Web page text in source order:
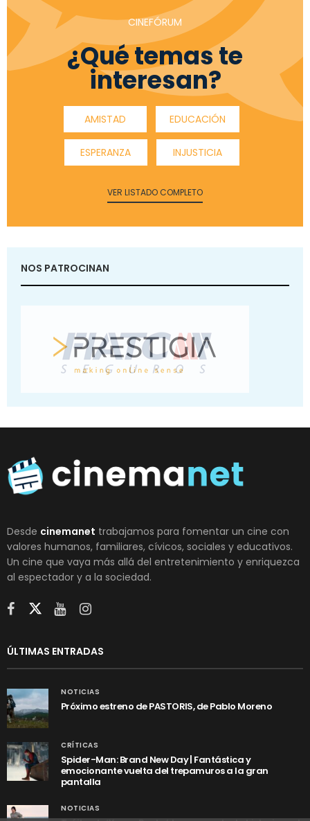
CINEFÓRUM
¿Qué temas te
interesan?
AMISTAD EDUCACIÓN
ESPERANZA INJUSTICIA
VER LISTADO COMPLETO
NOS PATROCINAN
Desde cinemanet trabajamos para fomentar un cine con
valores humanos, familiares, cívicos, sociales y educativos.
Un cine que vaya más allá del entretenimiento y enriquezca
al espectador y a la sociedad.
ÚLTIMAS ENTRADAS
NOTICIAS
Próximo estreno de PASTORIS, de Pablo Moreno
CRÍTICAS
Spider-Man: Brand New Day | Fantástica y
emocionante vuelta del trepamuros a la gran
pantalla
NOTICIAS